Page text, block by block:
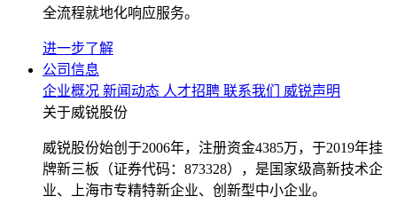
全流程就地化响应服务。
进一步了解
公司信息
企业概况 新闻动态 人才招聘 联系我们
威锐声明
关于威锐股份
威锐股份始创于2006年，注册资金4385万，于2019年挂
牌新三板（证券代码：873328），是国家级高新技术企
业、上海市专精特新企业、创新型中小企业。